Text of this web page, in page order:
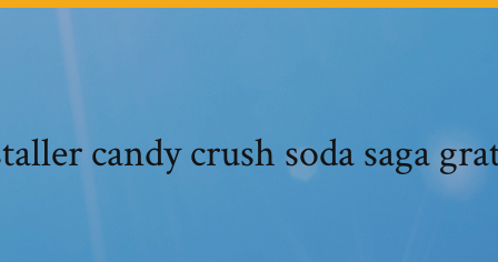
candy crush soda saga